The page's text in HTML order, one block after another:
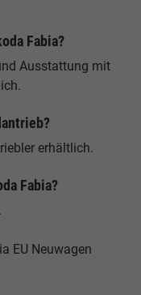
Fabia?
Ausstattung mit
erhältlich.
Fabia?
EU Neuwagen